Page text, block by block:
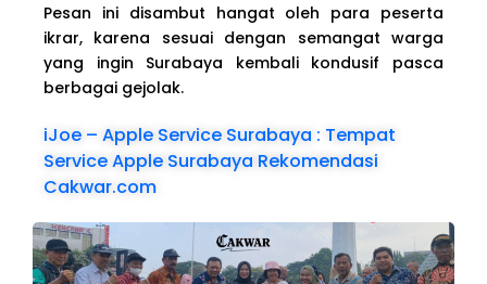
Pesan ini disambut hangat oleh para peserta
ikrar, karena sesuai dengan semangat warga
yang ingin Surabaya kembali kondusif pasca
berbagai gejolak.
iJoe – Apple Service Surabaya : Tempat
Service Apple Surabaya Rekomendasi
Cakwar.com